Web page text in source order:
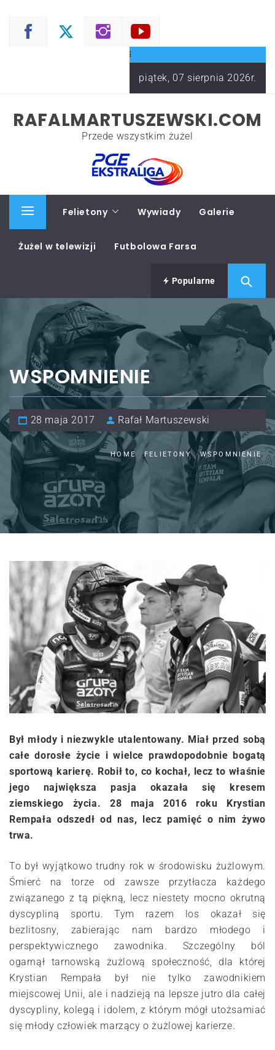
piątek, 07 sierpnia 2026r.
RAFALMARTUSZEWSKI.COM
Przede wszystkim żużel
Primary
Start Felietony Wywiady Galerie
Żużel w telewizji Futbolowa Farsa
Popularne
WSPOMNIENIE
28 maja 2017 Rafał Martuszewski
HOME FELIETONY WSPOMNIENIE
Był młody i niezwykle utalentowany. Miał przed sobą
całe dorosłe życie i wielce prawdopodobnie bogatą
sportową karierę. Robił to, co kochał, lecz to właśnie
jego największa pasja okazała się kresem
ziemskiego życia. 28 maja 2016 roku Krystian
Rempała odszedł od nas, lecz pamięć o nim żywo
trwa.
To był wyjątkowo trudny rok w środowisku żużlowym.
Śmierć na torze od zawsze przytłacza każdego
związanego z tą piękną, lecz niestety mocno okrutną
dyscypliną sportu. Tym razem los okazał się
bezlitosny, zabierając nam bardzo młodego i
perspektywicznego zawodnika. Szczególny ból
ogarnął tarnowską żużlową społeczność, dla której
Krystian Rempała był nie tylko zawodnikiem
miejscowej Unii, ale i nadzieją na lepsze jutro dla całej
dyscypliny, kolegą i idolem, z którym mógł utożsamiać
się młody człowiek marzący o żużlowej karierze.